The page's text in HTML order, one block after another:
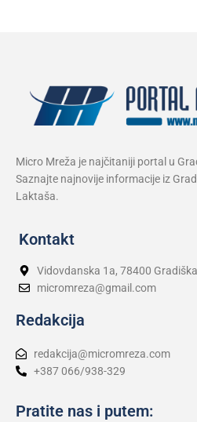
Micro Mreža je najčitaniji portal u
Saznajte najnovije informacije iz
Laktaša.
Kontakt
Vidovdanska 1a, 78400
micromreza@gmail.com
Redakcija
redakcija@micromreza.com
+387 066/938-329
Pratite nas i putem: